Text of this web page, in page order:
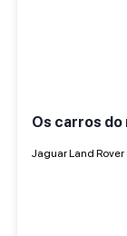
Os carros do
Jaguar Land